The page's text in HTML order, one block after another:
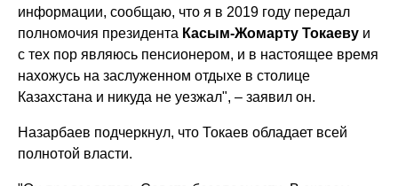
информации, сообщаю, что я в 2019 году передал
полномочия президента Касым-Жомарту Токаеву и
с тех пор являюсь пенсионером, и в настоящее время
нахожусь на заслуженном отдыхе в столице
Казахстана и никуда не уезжал", – заявил он.
Назарбаев подчеркнул, что Токаев обладает всей
полнотой власти.